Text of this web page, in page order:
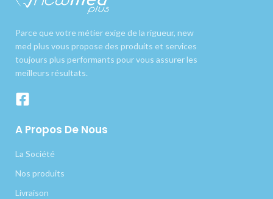
Parce que votre métier exige de la rigueur, new
med plus vous propose des produits et services
toujours plus performants pour vous assurer les
meilleurs résultats.
A Propos De Nous
La Société
Nos produits
Livraison